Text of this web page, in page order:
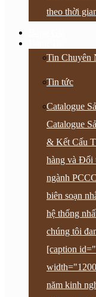
theo thời
Tin Chuyên
Tin tức
Catalogue
Catalogue
& Kết Cấu
hàng và Đối
ngành
biên soạn
hệ thống
chúng tôi
[caption
năm kinh